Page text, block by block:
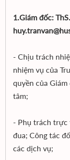
1.Giám đốc:
- Chịu trách
nhiệm vụ của
quyền của
tâm;
- Phụ trách trực
đua; Công tác
các dịch vụ;